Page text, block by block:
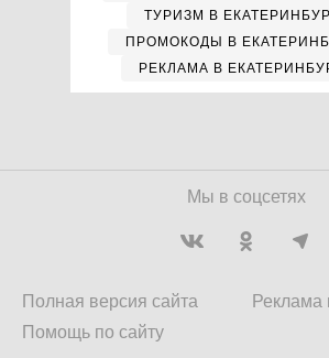
ТУРИЗМ В
ПРОМОКОДЫ В
РЕКЛАМА В
Мы в соцсетях
Полная версия сайта
Помощь по сайту
Реклама